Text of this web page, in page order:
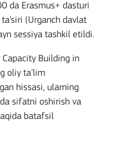
da Erasmus+ dasturi
(Urganch davlat
sessiya tashkil etildi.
Building in
oliy ta’lim
hissasi, ularning
sifatni oshirish va
batafsil